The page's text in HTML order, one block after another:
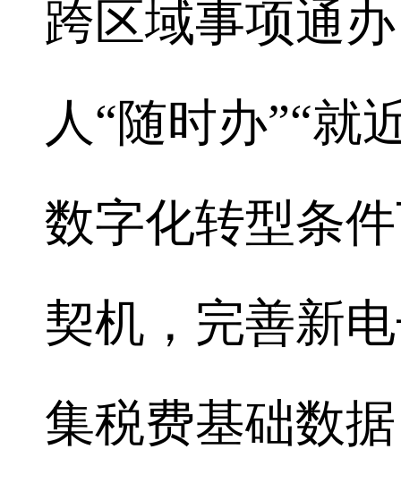
跨区域事项通
人“随时办”“就
数字化转型条
契机，完善新
集税费基础数